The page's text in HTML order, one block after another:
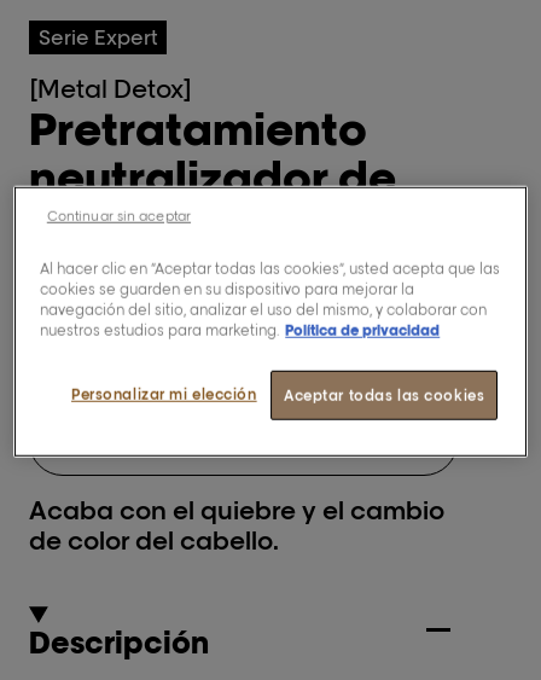
Serie Expert
[Metal Detox]
Pretratamiento
neutralizador de
metal
0,0/5 (0 Reviews)
Acaba con el quiebre y el cambio
de color del cabello.
Descripción
Al hacer clic en “Aceptar todas las cookies”, usted acepta que las
cookies se guarden en su dispositivo para mejorar la
navegación del sitio, analizar el uso del mismo, y colaborar con
nuestros estudios para marketing. Política de privacidad
Aceptar todas las cookies
Personalizar mi elección
Continuar sin aceptar